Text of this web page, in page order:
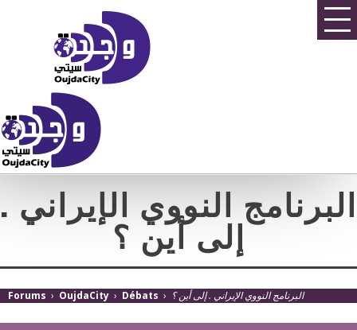
البرنامج النووي الإيراني .
إلى أين ؟
Forums › OujdaCity › Débats › البرنامج النووي الإيراني . إلى أين ؟